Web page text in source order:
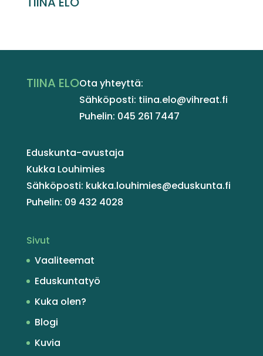
TIINA ELOOta yhteyttä:
Sähköposti: tiina.elo@vihreat.fi
Puhelin: 045 261 7447
Eduskunta-avustaja
Kukka Louhimies
Sähköposti: kukka.louhimies@eduskunta.fi
Puhelin: 09 432 4028
Sivut
Vaaliteemat
Eduskuntatyö
Kuka olen?
Blogi
Kuvia